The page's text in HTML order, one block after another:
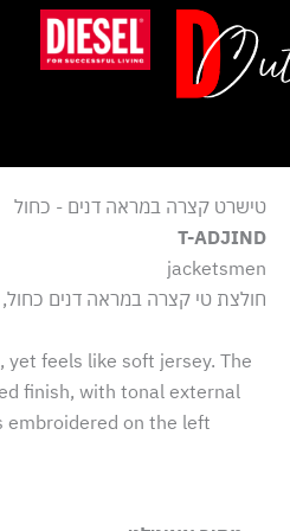
לתוכן
טישרט קצרה במראה דנים - כחול
T-ADJIND
jacketsmen
חולצת טי קצרה במראה דנים כחול,
feels like soft jersey. The
finish, with tonal external
embroidered on the left